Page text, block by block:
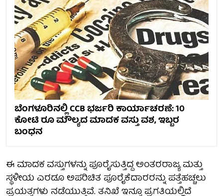
ಬೆಂಗಳೂರಿನಲ್ಲಿ CCB ಭರ್ಜರಿ ಕಾರ್ಯಾಚರಣೆ: 10
ಕೋಟಿ ರೂ ಮೌಲ್ಯದ ಮಾದಕ ವಸ್ತು ವಶ, ಇಬ್ಬರ
ಬಂಧನ
ಈ ಮಾದಕ ವಸ್ತುಗಳನ್ನು ಪೂರೈಸುತ್ತಿದ್ದ ಅಂತರರಾಜ್ಯ ಮತ್ತು
ಸ್ಥಳೀಯ ಎರಡೂ ಅಪರಿಚಿತ ಪೂರೈಕೆದಾರರನ್ನು ಪತ್ತೆಹಚ್ಚಲು
ಪ್ರಯತ್ನಗಳು ನಡೆಯುತ್ತಿವೆ. ತನಿಖೆ ಇನ್ನೂ ಪ್ರಗತಿಯಲ್ಲಿದೆ